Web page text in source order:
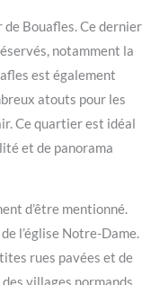
Bouafles. Ce dernier
notamment la
est également
atouts pour les
Ce quartier est idéal
et de panorama
d’être mentionné.
l’église Notre-Dame.
rues pavées et de